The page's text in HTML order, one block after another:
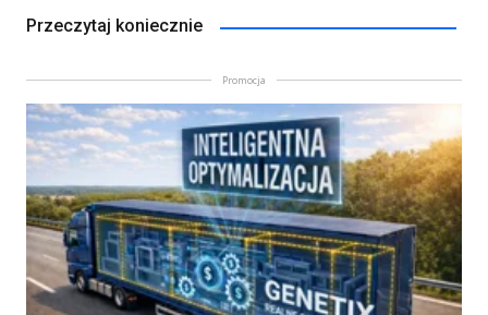
Przeczytaj koniecznie
Promocja